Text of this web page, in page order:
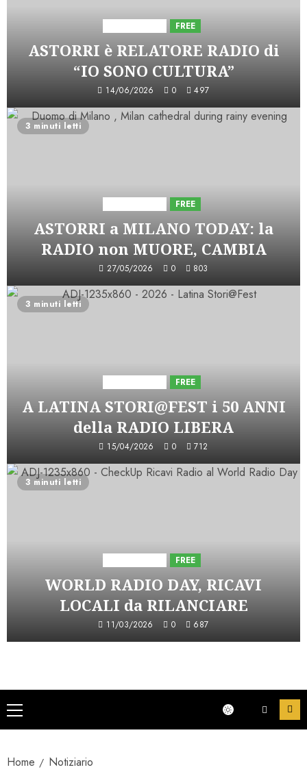
FREE
ASTORRI è RELATORE RADIO di
“IO SONO CULTURA”
14/06/2026 0 497
3 minuti letti
FREE
ASTORRI a MILANO TODAY: la
RADIO non MUORE, CAMBIA
27/05/2026 0 803
3 minuti letti
FREE
A LATINA STORI@FEST i 50 ANNI
della RADIO LIBERA
15/04/2026 0 712
3 minuti letti
FREE
WORLD RADIO DAY, RICAVI
LOCALI da RILANCIARE
11/03/2026 0 687
Menu
principale
Home Notiziario